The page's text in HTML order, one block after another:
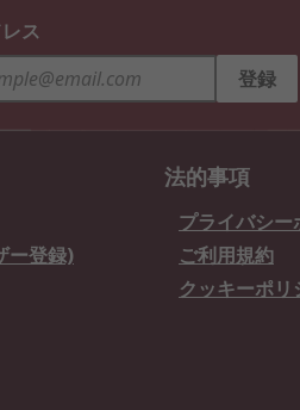
ス
登録
ー登録)
法的事項
プライバシー
ご利用規約
クッキーポリ